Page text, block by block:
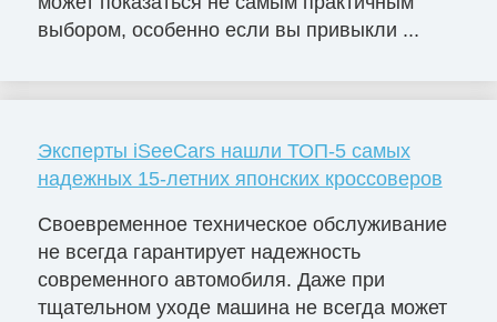
выбором, особенно если вы привыкли ...
Эксперты iSeeCars нашли ТОП-5 самых
надежных 15-летних японских кроссоверов
Своевременное техническое обслуживание
не всегда гарантирует надежность
современного автомобиля. Даже при
тщательном уходе машина не всегда может